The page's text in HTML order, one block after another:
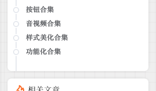
按钮合集
便条按钮
网盘按钮
音视频合集
插入网易歌单
插入网易单曲
插入本地视频
样式美化合集
时间线
彩色虚线
功能化合集
跳转链接提示弹窗